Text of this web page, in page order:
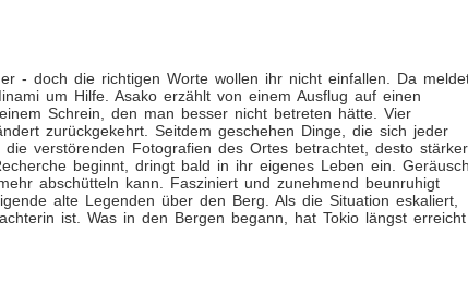
- doch die richtigen Worte wollen ihr nicht einfallen. Da
um Hilfe. Asako erzählt von einem Ausflug auf einen
Schrein, den man besser nicht betreten hätte. Vier
zurückgekehrt. Seitdem geschehen Dinge, die sich jeder
verstörenden Fotografien des Ortes betrachtet, desto stärker
beginnt, dringt bald in ihr eigenes Leben ein.
abschütteln kann. Fasziniert und zunehmend beunruhigt
alte Legenden über den Berg. Als die Situation eskaliert,
ist. Was in den Bergen begann, hat Tokio längst